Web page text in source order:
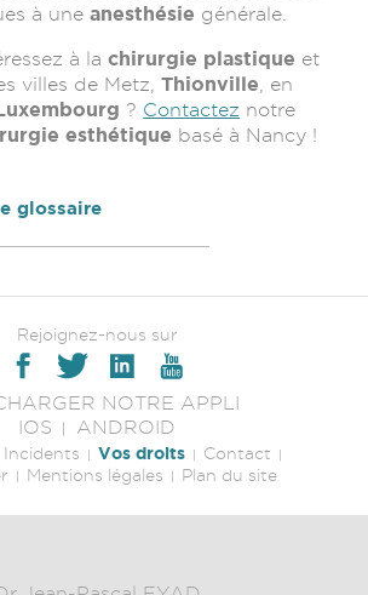
à uneanesthésie générale.
à lachirurgie plastique et
villes de Metz,Thionville , en
? Contactez notre
esthétique basé à Nancy !
glossaire
Rejoignez-nous sur
NOTRE APPLI
IOS
ANDROID
Incidents Vos droits
Contact
Mentions légales Plan du site